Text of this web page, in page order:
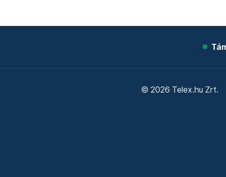
© 2026 Telex.hu Zrt.